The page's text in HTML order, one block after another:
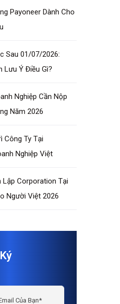
Payoneer Dành Cho
Sau 01/07/2026:
Lưu Ý Điều Gì?
Nghiệp Cần Nộp
Năm 2026
Công Ty Tại
Nghiệp Việt
Lập Corporation Tại
Người Việt 2026